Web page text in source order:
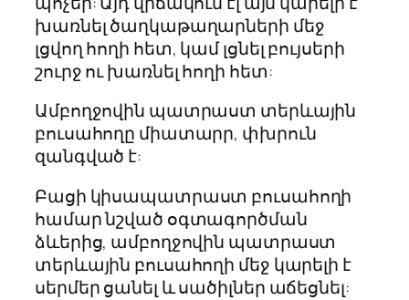
խառնել ծաղկաթաղարների մեջ
լցվող հողի հետ, կամ լցնել բույսերի
շուրջ ու խառնել հողի հետ:
Ամբողջովին պատրաստ տերևային
բուսահողը միատարր, փխրուն
զանգված է:
Բացի կիսապատրաստ բուսահողի
համար նշված օգտագործման
ձևերից, ամբողջովին պատրաստ
տերևային բուսահողի մեջ կարելի է
սերմեր ցանել և սածիլներ աճեցնել: